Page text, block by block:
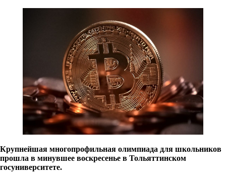
Крупнейшая многопрофильная олимпиада для школьников
прошла в минувшее воскресенье в Тольяттинском
госуниверситете.